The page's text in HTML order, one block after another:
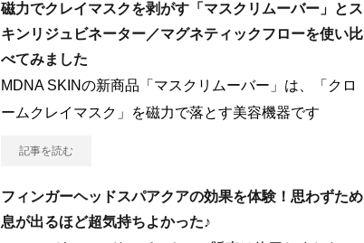
磁力でクレイマスクを剥がす「マスクリムーバー」とス
キンリジュビネーター／マグネティックフローを使い比
べてみました
MDNA SKINの新商品「マスクリムーバー」は、「クロ
ームクレイマスク」を磁力で落とす美容機器です
記事を読む
フィンガーヘッドスパアクアの効果を体験！思わずため
息が出るほど超気持ちよかった♪